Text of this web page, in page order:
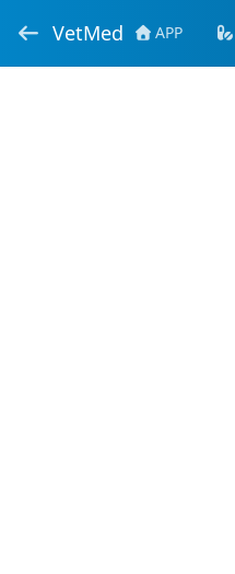
VetMed APP